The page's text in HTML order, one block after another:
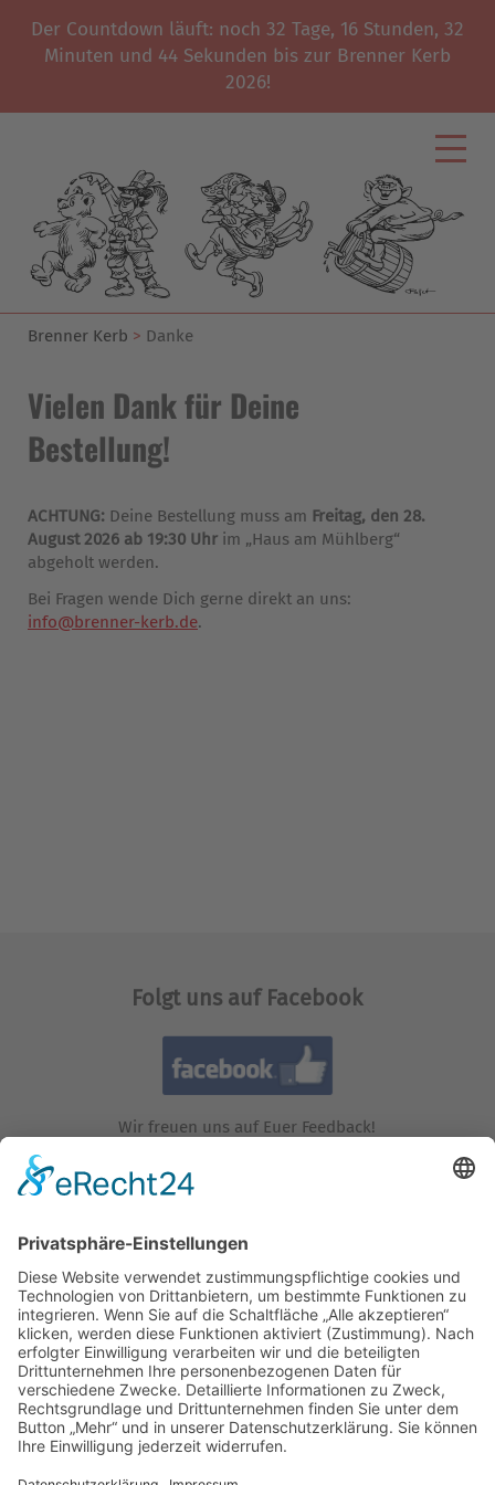
Der Countdown läuft: noch 32 Tage, 16 Stunden, 32
Minuten und 43 Sekunden bis zur Brenner Kerb
2026!
Brenner Kerb Danke
Vielen Dank für Deine
Bestellung!
ACHTUNG: Deine Bestellung muss am Freitag, den 28.
August 2026 ab 19:30 Uhr im „Haus am Mühlberg“
abgeholt werden.
Bei Fragen wende Dich gerne direkt an uns:
info@brenner-kerb.de.
Folgt uns auf Facebook
Wir freuen uns auf Euer Feedback!
Folgt uns auf Instagram!
Wir freuen uns auf Euren Besuch!
Besucht uns auf YouTube!